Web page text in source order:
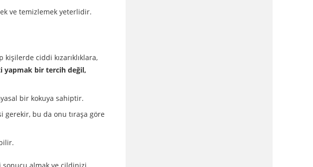
ve temizlemek yeterlidir.
ciddi kızarıklıklara,
yapmak bir tercih değil,
bir kokuya sahiptir.
bu da onu tıraşa göre